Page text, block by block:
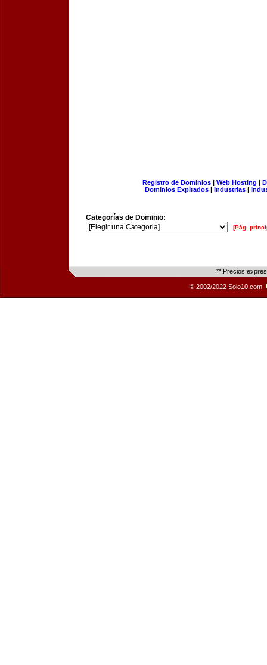
Registro de Dominios| Web Hosting |
Dominios Expirados | Industrias |
Categorías de Dominio:
[Pág.
** Precios
© 2002/2022 Solo10.com